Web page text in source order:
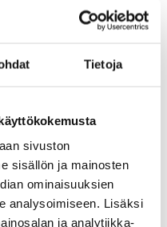
Tietoja
sivuston
sisällön ja mainosten
ominaisuuksien
analysoimiseen. Lisäksi
ja analytiikka-